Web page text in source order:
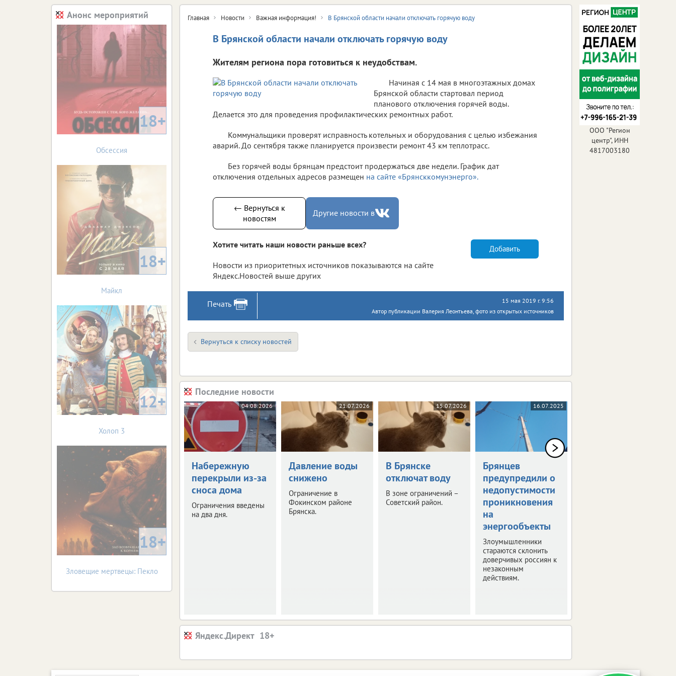
Главная Новости Важная информация! В Брянской области начали отключать горячую воду
В Брянской области начали отключать горячую воду
Жителям региона пора готовиться к неудобствам.
Начиная с 14 мая в многоэтажных домах
Брянской области стартовал период
планового отключения горячей воды.
Делается это для проведения профилактических ремонтных работ.
Коммунальщики проверят исправность котельных и оборудования с целью избежания
аварий. До сентября также планируется произвести ремонт 43 км теплотрасс.
Без горячей воды брянцам предстоит продержаться две недели. График дат
отключения отдельных адресов размещен на сайте «Брянсккомунэнерго».
← Вернуться к
новостям
Другие новости в
Хотите читать наши новости раньше всех?
Новости из приоритетных источников показываются на сайте
Яндекс.Новостей выше других
Добавить
Печать
15 мая 2019 г. 9:56
Автор публикации Валерия Леонтьева, фото из открытых источников
Вернуться к списку новостей
Последние новости
04.08.2026
Набережную
перекрыли из-за
сноса дома
Ограничения введены
на два дня.
21.07.2026
Давление воды
снижено
Ограничение в
Фокинском районе
Брянска.
15.07.2026
В Брянске
отключат воду
В зоне ограничений –
Советский район.
16.07.2025
Брянцев
предупредили о
недопустимости
проникновения
на
энергообъекты
Злоумышленники
стараются склонить
доверчивых россиян к
незаконным
действиям.
Яндекс.Директ
Анонс мероприятий
18+
Обсессия
18+
Майкл
12+
Холоп 3
18+
Зловещие мертвецы: Пекло
ООО "Регион
центр", ИНН
4817003180